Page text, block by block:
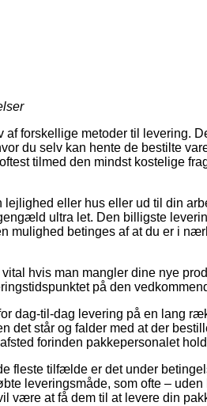
forskellige metoder til levering.
du selv kan hente de bestilte
tilmed den mindst kostelige
eller hus eller ud til din
ultra let. Den billigste
mulighed betinges af at du er i
hvis man mangler dine nye
på den
dag-til-dag levering på en lang
det står og falder med at der
forinden pakkepersonalet
fleste tilfælde er det under
leveringsmåde, som ofte – uden
være at få dem til at levere din